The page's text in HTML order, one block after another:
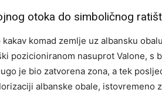
otoka do simboličnog
kakav komad zemlje uz albansku
pozicioniranom nasuprot Valone, s
je bio zatvorena zona, a tek
albanske obale, istovremeno